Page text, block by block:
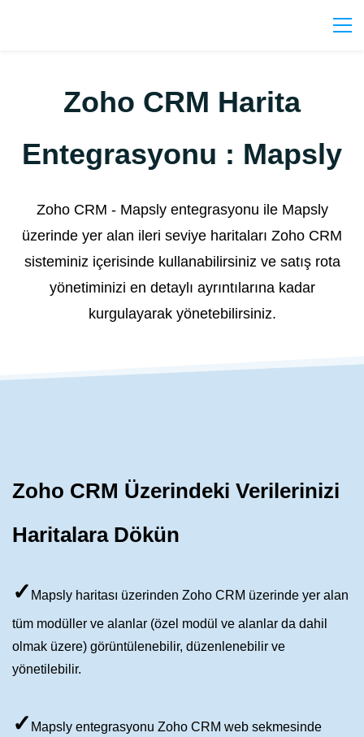
Zoho CRM Harita
Entegrasyonu : Mapsly
Zoho CRM - Mapsly entegrasyonu ile Mapsly
üzerinde yer alan ileri seviye haritaları Zoho CRM
sisteminiz içerisinde kullanabilirsiniz ve satış rota
yönetiminizi en detaylı ayrıntılarına kadar
kurgulayarak yönetebilirsiniz.
Zoho CRM Üzerindeki Verilerinizi
Haritalara Dökün
✓ Mapsly haritası üzerinden Zoho CRM üzerinde yer alan
tüm modüller ve alanlar (özel modül ve alanlar da dahil
olmak üzere) görüntülenebilir, düzenlenebilir ve
yönetilebilir.
✓ Mapsly entegrasyonu Zoho CRM web sekmesinde